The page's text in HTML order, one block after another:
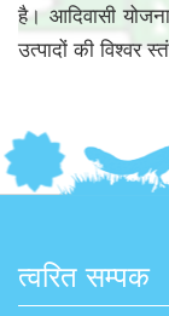
है। आदिवासी
उत्पादों की विश्वर
त्वरित सम्पक